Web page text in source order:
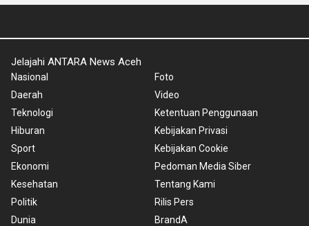
Jelajahi ANTARA News Aceh
Nasional
Daerah
Teknologi
Hiburan
Sport
Ekonomi
Kesehatan
Politik
Dunia
Foto
Video
Ketentuan Penggunaan
Kebijakan Privasi
Kebijakan Cookie
Pedoman Media Siber
Tentang Kami
Rilis Pers
BrandA